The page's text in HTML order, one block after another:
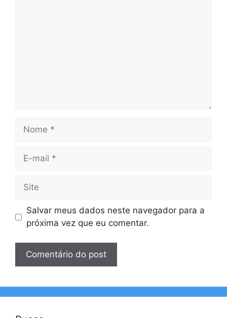
Nome
Site
Salvar meus dados neste navegador para a
próxima vez que eu comentar.